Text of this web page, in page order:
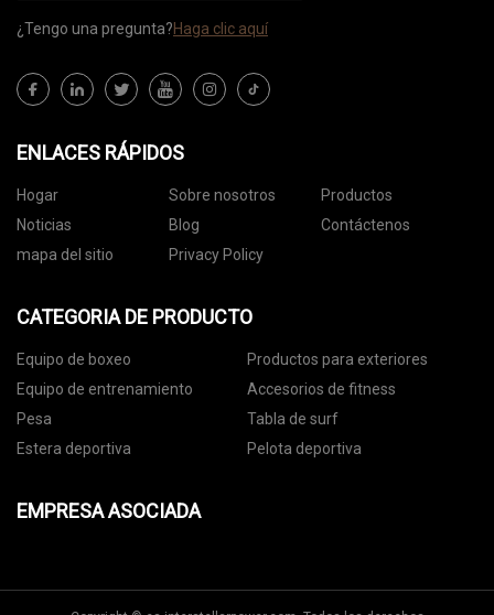
¿Tengo una pregunta?Haga clic aquí
ENLACES RÁPIDOS
Hogar Sobre nosotros
Productos
Noticias
Blog
Contáctenos
mapa del sitio
Privacy Policy
CATEGORIA DE PRODUCTO
Equipo de boxeo
Productos para exteriores
Equipo de entrenamiento
Accesorios de fitness
Pesa
Tabla de surf
Estera deportiva
Pelota deportiva
EMPRESA ASOCIADA